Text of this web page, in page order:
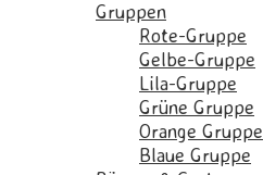
Gruppen
Rote-Gruppe
Gelbe-Gruppe
Lila-Gruppe
Grüne Gruppe
Orange Gruppe
Blaue Gruppe